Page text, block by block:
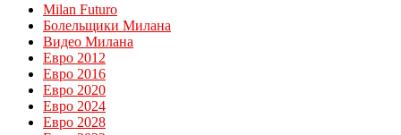
Milan Futuro
Болельщики Милана
Видео Милана
Евро 2012
Евро 2016
Евро 2020
Евро 2024
Евро 2028